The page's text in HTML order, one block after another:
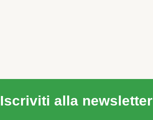
Iscriviti alla newsletter